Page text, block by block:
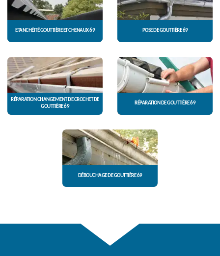
ETANCHÉITÉ GOUTTIÈRE ET CHENAUX 69 POSE DE GOUTTIÈRE 69
RÉPARATION CHANGEMENT DE CROCHET DE
GOUTTIÈRE 69
RÉPARATION DE GOUTTIÈRE 69
DÉBOUCHAGE DE GOUTTIÈRE 69